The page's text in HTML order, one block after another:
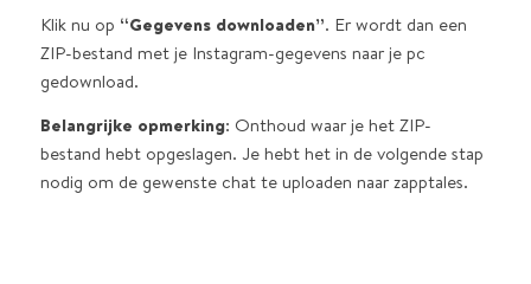
Klik nu op “Gegevens downloaden”. Er wordt dan een
ZIP-bestand met je Instagram-gegevens naar je pc
gedownload.
Belangrijke opmerking: Onthoud waar je het ZIP-
bestand hebt opgeslagen. Je hebt het in de volgende stap
nodig om de gewenste chat te uploaden naar zapptales.